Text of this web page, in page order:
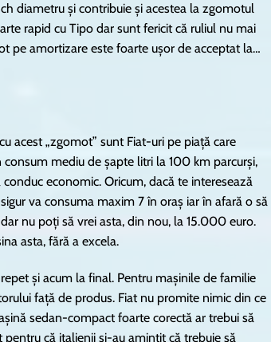
diametru și contribuie și acestea la zgomotul
rapid cu Tipo dar sunt fericit că ruliul nu mai
pe amortizare este foarte ușor de acceptat la…
acest „zgomot” sunt Fiat-uri pe piață care
mediu de șapte litri la 100 km parcurși,
economic. Oricum, dacă te interesează
va consuma maxim 7 în oraș iar în afară o să
nu poți să vrei asta, din nou, la 15.000 euro.
asta, fără a excela.
și acum la final. Pentru mașinile de familie
față de produs. Fiat nu promite nimic din ce
sedan-compact foarte corectă ar trebui să
că italienii și-au amintit că trebuie să